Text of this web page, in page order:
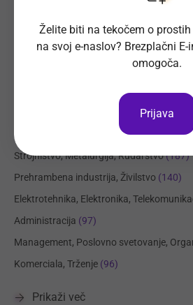
Področja dela Regije Kraji
(431)
Tehnične storitve, Mehanika(335)
Transport, Nabava, Logistika(206)
Strojništvo, Metalurgija, Rudarstvo(187)
Prehrambena industrija, Živilstvo (140)
Elektrotehnika, Elektronika,
Administracija (97)
Management, Poslovno svetovanje,
Komerciala, Trženje (96)
Prikaži več
Želite biti na tekočem o
na svoj e-naslov? Brezplačni
omogoča.
Prijava